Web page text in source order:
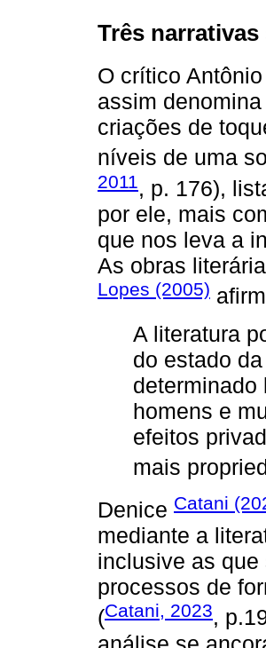
Três narrativas
O crítico Antônio
assim
criações de
níveis de uma
2011, p. 176),
por ele, mais
que nos leva a
As obras
Lopes (2005)
A literatura
do estado
determinado
homens e
efeitos
mais
Denice Catani
mediante a
inclusive as
processos de
(Catani, 2023,